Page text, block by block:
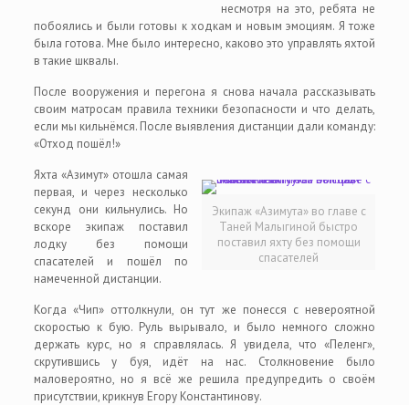
несмотря на это, ребята не
побоялись и были готовы к ходкам и новым эмоциям. Я тоже
была готова. Мне было интересно, каково это управлять яхтой
в такие шквалы.
После вооружения и перегона я снова начала рассказывать
своим матросам правила техники безопасности и что делать,
если мы кильнёмся. После выявления дистанции дали команду:
«Отход пошёл!»
Экипаж «Азимута» во главе с
Таней Малыгиной быстро
поставил яхту без помощи
спасателей
Яхта «Азимут» отошла самая
первая, и через несколько
секунд они кильнулись. Но
вскоре экипаж поставил
лодку без помощи
спасателей и пошёл по
намеченной дистанции.
Когда «Чип» оттолкнули, он тут же понесся с невероятной
скоростью к бую. Руль вырывало, и было немного сложно
держать курс, но я справлялась. Я увидела, что «Пеленг»,
скрутившись у буя, идёт на нас. Столкновение было
маловероятно, но я всё же решила предупредить о своём
присутствии, крикнув Егору Константинову.